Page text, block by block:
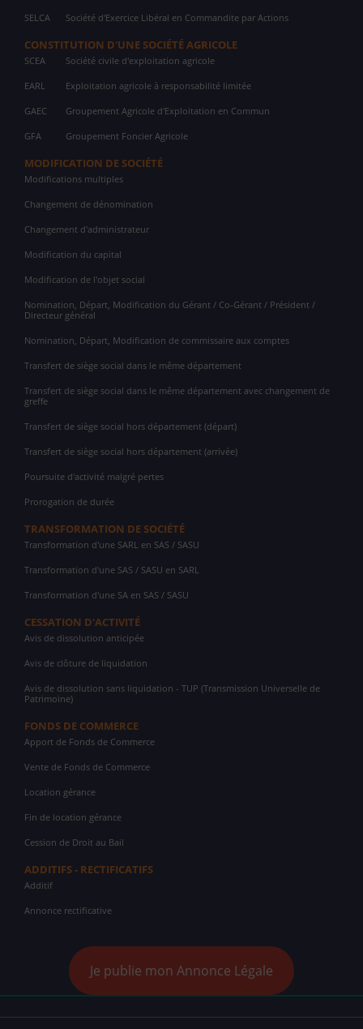
SELCA Société d'Exercice Libéral en Commandite par Actions
CONSTITUTION D'UNE SOCIÉTÉ AGRICOLE
SCEA Société civile d'exploitation agricole
EARL Exploitation agricole à responsabilité limitée
GAEC Groupement Agricole d'Exploitation en Commun
GFA Groupement Foncier Agricole
MODIFICATION DE SOCIÉTÉ
Modifications multiples
Changement de dénomination
Changement d'administrateur
Modification du capital
Modification de l'objet social
Nomination, Départ, Modification du Gérant / Co-Gérant / Président /
Directeur général
Nomination, Départ, Modification de commissaire aux comptes
Transfert de siège social dans le même département
Transfert de siège social dans le même département avec changement de
greffe
Transfert de siège social hors département (départ)
Transfert de siège social hors département (arrivée)
Poursuite d'activité malgré pertes
Prorogation de durée
TRANSFORMATION DE SOCIÉTÉ
Transformation d'une SARL en SAS / SASU
Transformation d'une SAS / SASU en SARL
Transformation d'une SA en SAS / SASU
CESSATION D'ACTIVITÉ
Avis de dissolution anticipée
Avis de clôture de liquidation
Avis de dissolution sans liquidation - TUP (Transmission Universelle de
Patrimoine)
FONDS DE COMMERCE
Apport de Fonds de Commerce
Vente de Fonds de Commerce
Location gérance
Fin de location gérance
Cession de Droit au Bail
ADDITIFS - RECTIFICATIFS
Additif
Annonce rectificative
Je publie mon Annonce Légale